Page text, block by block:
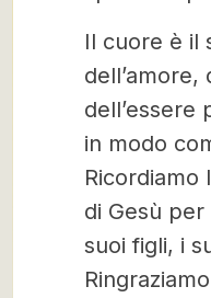
Il cuore è il
dell’amore,
dell’essere
in modo
Ricordiamo
di Gesù per
suoi figli, i